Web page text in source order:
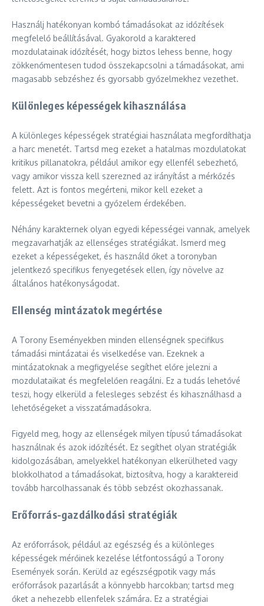
Használj hatékonyan kombó támadásokat az időzítések
megfelelő beállításával. Gyakorold a karaktered
mozdulatainak időzítését, hogy biztos lehess benne, hogy
zökkenőmentesen tudod összekapcsolni a támadásokat, ami
magasabb sebzéshez és gyorsabb győzelmekhez vezethet.
Különleges képességek kihasználása
A különleges képességek stratégiai használata megfordíthatja
a harc menetét. Tartsd meg ezeket a hatalmas mozdulatokat
kritikus pillanatokra, például amikor egy ellenfél sebezhető,
vagy amikor vissza kell szerezned az irányítást a mérkőzés
felett. Azt is fontos megérteni, mikor kell ezeket a
képességeket bevetni a győzelem érdekében.
Néhány karakternek olyan egyedi képességei vannak, amelyek
megzavarhatják az ellenséges stratégiákat. Ismerd meg
ezeket a képességeket, és használd őket a toronyban
jelentkező specifikus fenyegetések ellen, így növelve az
általános hatékonyságodat.
Ellenség mintázatok megértése
A Torony Eseményekben minden ellenségnek specifikus
támadási mintázatai és viselkedése van. Ezeknek a
mintázatoknak a megfigyelése segíthet előre jelezni a
mozdulataikat és megfelelően reagálni. Ez a tudás lehetővé
teszi, hogy elkerüld a felesleges sebzést és kihasználhasd a
lehetőségeket a visszatámadásokra.
Figyeld meg, hogy az ellenségek milyen típusú támadásokat
használnak és azok időzítését. Ez segíthet olyan stratégiák
kidolgozásában, amelyekkel hatékonyan elkerülheted vagy
blokkolhatod a támadásokat, biztosítva, hogy a karaktereid
tovább harcolhassanak és több sebzést okozhassanak.
Erőforrás-gazdálkodási stratégiák
Az erőforrások, például az egészség és a különleges
képességek mérőinek kezelése létfontosságú a Torony
Események során. Kerüld az egészségpotik vagy más
erőforrások pazarlását a könnyebb harcokban; tartsd meg
őket a nehezebb ellenfelek számára. Ez a stratégiai